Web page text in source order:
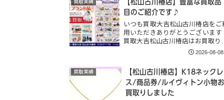
買取実績
【松山古川椿店】豊富な買取品
目のご紹介です♪
いつも買取大吉松山古川椿店をご
用いただきありがとうございます
買取大吉松山古川椿店はお買取り…
2026-08-08
買取実績
【松山古川椿店】K18ネックレ
ス/商品券/ルイヴィトン小物お
買取りしました